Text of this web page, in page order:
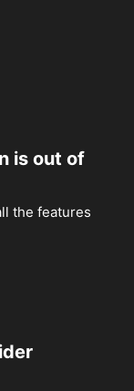
is out of
the features